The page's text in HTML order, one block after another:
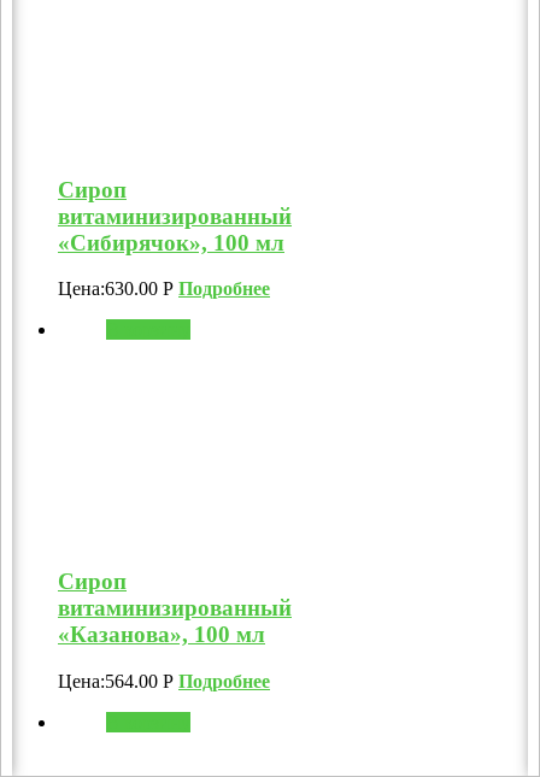
Сироп
витаминизированный
«Сибирячок», 100 мл
Цена:630.00 Р Подробнее
Сироп
витаминизированный
«Казанова», 100 мл
Цена:564.00 Р Подробнее